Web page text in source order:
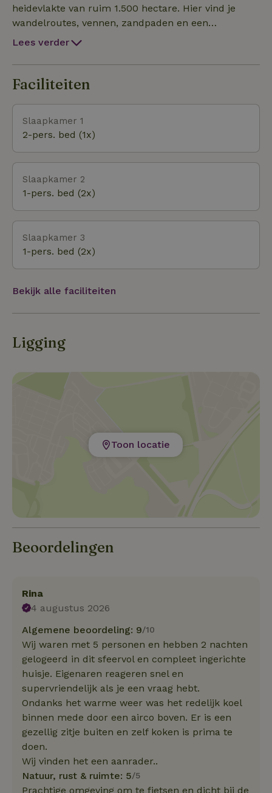
liggen klaar. Huisdieren zijn niet toegestaan.
heidevlakte van ruim 1.500 hectare. Hier vind je
wandelroutes, vennen, zandpaden en een
afwisselend landschap dat ieder seizoen verandert.
Wandel langs de randen van dit natuurgebied of
neem je verrekijker mee en spot bijzondere
ontdek je de stilte en schoonheid van echt Brabants
Lees verder
Faciliteiten
Slaapkamer 1
2-pers. bed (1x)
Slaapkamer 2
1-pers. bed (2x)
Slaapkamer 3
1-pers. bed (2x)
Bekijk alle faciliteiten
Ligging
Toon locatie
Beoordelingen
Rina
4 augustus 2026
Algemene beoordeling: 9/10
Wij waren met 5 personen en hebben 2 nachten
gelogeerd in dit sfeervol en compleet ingerichte
huisje. Eigenaren reageren snel en
supervriendelijk als je een vraag hebt.
Ondanks het warme weer was het redelijk koel
binnen mede door een airco boven. Er is een
gezellig zitje buiten en zelf koken is prima te
doen.
Wij vinden het een aanrader..
Natuur, rust & ruimte: 5/5
Prachtige omgeving om te fietsen en dicht bij de